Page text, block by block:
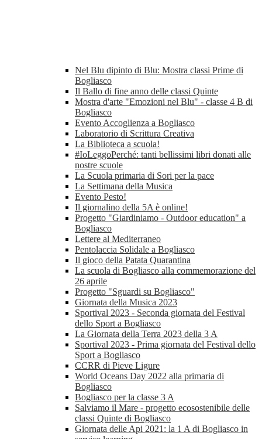
Nel Blu dipinto di Blu: Mostra classi Prime di
Bogliasco
Il Ballo di fine anno delle classi Quinte
Mostra d'arte "Emozioni nel Blu" - classe 4 B di
Bogliasco
Evento Accoglienza a Bogliasco
Laboratorio di Scrittura Creativa
La Biblioteca a scuola!
#IoLeggoPerché: tanti bellissimi libri donati alle
nostre scuole
La Scuola primaria di Sori per la pace
La Settimana della Musica
Evento Pesto!
Il giornalino della 5A è online!
Progetto "Giardiniamo - Outdoor education" a
Bogliasco
Lettere al Mediterraneo
Pentolaccia Solidale a Bogliasco
Il gioco della Patata Quarantina
La scuola di Bogliasco alla commemorazione del
26 aprile
Progetto "Sguardi su Bogliasco"
Giornata della Musica 2023
Sportival 2023 - Seconda giornata del Festival
dello Sport a Bogliasco
La Giornata della Terra 2023 della 3 A
Sportival 2023 - Prima giornata del Festival dello
Sport a Bogliasco
CCRR di Pieve Ligure
World Oceans Day 2022 alla primaria di
Bogliasco
Bogliasco per la classe 3 A
Salviamo il Mare - progetto ecosostenibile delle
classi Quinte di Bogliasco
Giornata delle Api 2021: la 1 A di Bogliasco in